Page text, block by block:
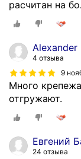
расчитан на
Alexander
4 отзыва
9
Много
отгружают.
Евгений
24 отзыва